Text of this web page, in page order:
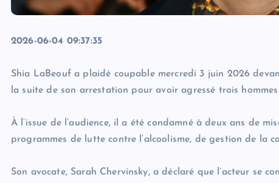
2026-06-04 09:37:35
Shia LaBeouf a plaidé coupable mercredi 3 juin 2026
la suite de son arrestation pour avoir agressé trois
À l’issue de l’audience, il a été condamné à deux ans de
programmes de lutte contre l’alcoolisme, de gestion de la
Son avocate, Sarah Chervinsky, a déclaré que l’acteur se